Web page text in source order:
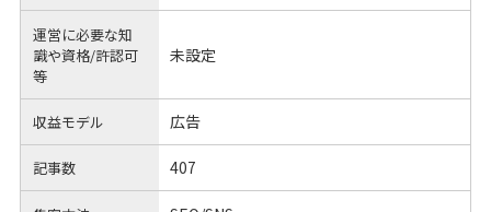
運営に必要な知
識や資格/許認可
等
未設定
収益モデル 広告
記事数 407